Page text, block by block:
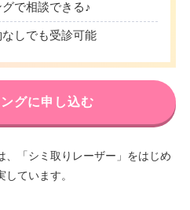
で相談できる♪
しでも受診可能
グに申し込む
、「シミ取りレーザー」をはじめ
ています。